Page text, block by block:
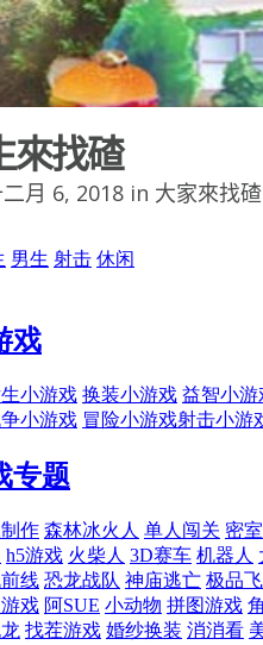
來找碴
月 6, 2018 in 大家來找碴